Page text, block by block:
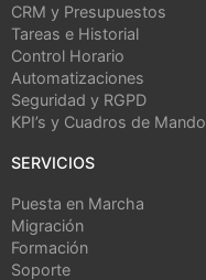
CRM y Presupuestos
Tareas e Historial
Control Horario
Automatizaciones
Seguridad y RGPD
KPI’s y Cuadros de Mando
SERVICIOS
Puesta en Marcha
Migración
Formación
Soporte